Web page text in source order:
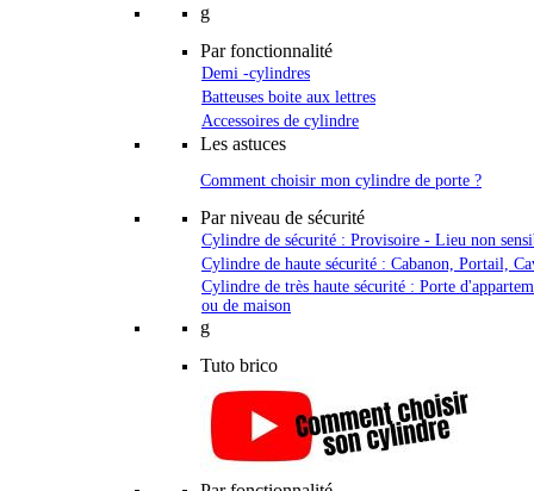
g
Par fonctionnalité
Demi -cylindres
Batteuses boite aux lettres
Accessoires de cylindre
Les astuces
Comment choisir mon cylindre de porte ?
Par niveau de sécurité
Cylindre de sécurité : Provisoire - Lieu non
Cylindre de haute sécurité : Cabanon, Portail,
Cylindre de très haute sécurité : Porte
ou de maison
g
Tuto brico